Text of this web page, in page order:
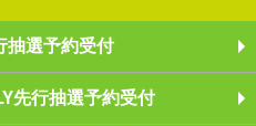
抽選予約受付
先行抽選予約受付